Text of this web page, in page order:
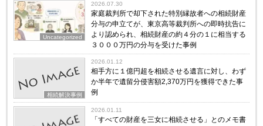
Uncategorized
2026.07.30
家庭裁判所で却下された特別縁故者への相続財産
分与の申立てが、東京高等裁判所への即時抗告に
より認められ、相続財産の約４分の１に相当する
３０００万円の分与を受けた事例
相続解決事例
2026.01.12
相手方に１億円超を相続させる遺言に対し、わず
か半年で遺留分侵害額2,370万円を獲得できた事
例
2026.01.11
「すべての財産を三女に相続させる」とのメモ書